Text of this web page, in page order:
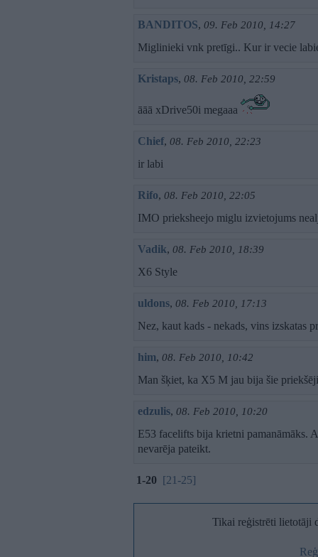
BANDITOS, 09. Feb 2010, 14:27
Miglinieki vnk pretīgi.. Kur ir vecie
Kristaps, 08. Feb 2010, 22:59
āāā xDrive50i megaaa
Chief, 08. Feb 2010, 22:23
ir labi
Rifo, 08. Feb 2010, 22:05
IMO prieksheejo miglu izvietojums
Vadik, 08. Feb 2010, 18:39
X6 Style
uldons, 08. Feb 2010, 17:13
Nez, kaut kads - nekads, vins izskatas
him, 08. Feb 2010, 10:42
Man šķiet, ka X5 M jau bija šie
edzulis, 08. Feb 2010, 10:20
E53 facelifts bija krietni pamanāmāks.
nevarēja pateikt.
1-20 [21-25]
Tikai reģistrēti lietotāji